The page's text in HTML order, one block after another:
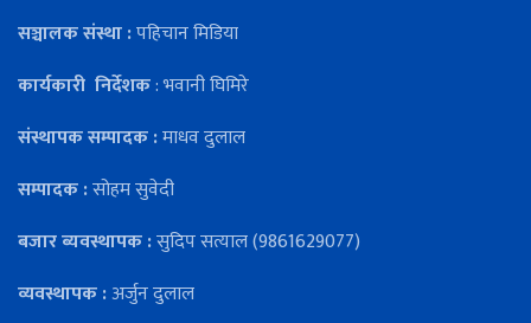
सञ्चालक संस्था :पहिचान मिडिया
कार्यकारी निर्देशक: भवानी घिमिरे
संस्थापक सम्पादक :माधव दुलाल
सम्पादक :सोहम सुवेदी
बजार ब्यवस्थापक :सुदिप सत्याल (9861629077)
व्यवस्थापक :अर्जुन दुलाल